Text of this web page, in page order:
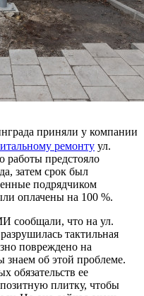
приняли у компании
ремонту ул.
работы предстояло
затем срок был
подрядчиком
оплачены на 100 %.
сообщали, что на ул.
тактильная
повреждено на
об этой проблеме.
обязательств ее
плитку, чтобы